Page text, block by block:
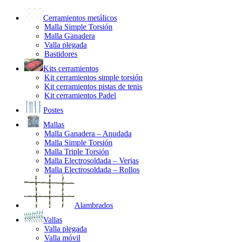
Cerramientos metálicos
Malla Simple Torsión
Malla Ganadera
Valla plegada
Bastidores
Kits cerramientos
Kit cerramientos simple torsión
Kit cerramientos pistas de tenis
Kit cerramientos Padel
Postes
Mallas
Malla Ganadera – Anudada
Malla Simple Torsión
Malla Triple Torsión
Malla Electrosoldada – Verjas
Malla Electrosoldada – Rollos
Alambrados
Vallas
Valla plegada
Valla móvil